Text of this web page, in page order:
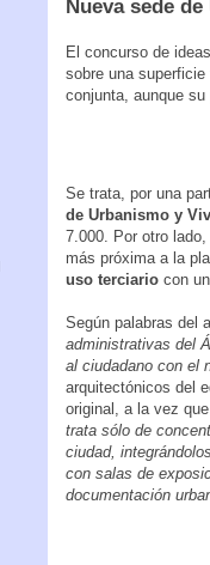
Nueva sede
El concurso de
sobre una
conjunta, aunque su
Se trata, por una
de Urbanismo y
7.000. Por otro
más próxima a la
uso terciario con
Según palabras del
administrativas del
al ciudadano con el
arquitectónicos del
original, a la vez
trata sólo de
ciudad,
con salas de
documentación